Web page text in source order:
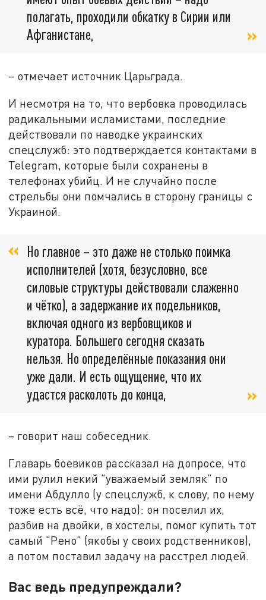
полагать, проходили обкатку в Сирии или
Афганистане,
– отмечает источник Царьграда.
И несмотря на то, что вербовка проводилась
радикальными исламистами, последние
действовали по наводке украинских
спецслужб: это подтверждается контактами в
Telegram, которые были сохранены в
телефонах убийц. И не случайно после
стрельбы они помчались в сторону границы с
Украиной.
Но главное – это даже не столько поимка
исполнителей (хотя, безусловно, все
силовые структуры действовали слаженно
и чётко), а задержание их подельников,
включая одного из вербовщиков и
куратора. Большего сегодня сказать
нельзя. Но определённые показания они
уже дали. И есть ощущение, что их
удастся расколоть до конца,
– говорит наш собеседник.
Главарь боевиков рассказал на допросе, что
ими рулил некий "уважаемый земляк" по
имени Абдулло (у спецслужб, к слову, по нему
тоже есть всё, что надо): он поселил их,
разбив на двойки, в хостелы, помог купить тот
самый "Рено" (якобы у своих родственников),
а потом поставил задачу на расстрел людей.
Вас ведь предупреждали?